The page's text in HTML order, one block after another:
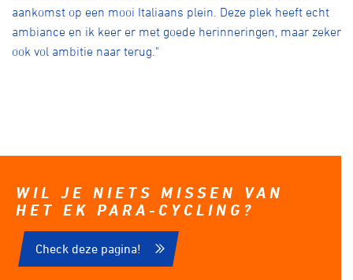
aankomst op een mooi Italiaans plein. Deze plek heeft echt
ambiance en ik keer er met goede herinneringen, maar zeker
ook vol ambitie naar terug."
WIL JE NIETS MISSEN VAN
HET EK PARA-CYCLING?
Check deze pagina!